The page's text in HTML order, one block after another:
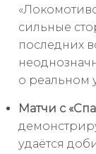
сильные
последних
о реальном
Матчи с
удаётся